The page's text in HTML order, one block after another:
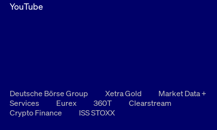
YouTube
Deutsche Börse Group Xetra Gold
Market Data +
Services
Eurex 360T
Clearstream
Crypto Finance
ISS STOXX